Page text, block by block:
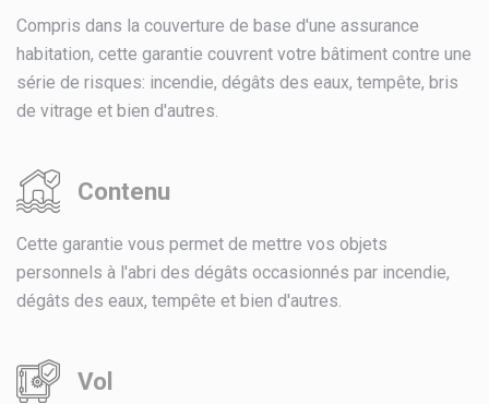
Compris dans la couverture de base d'une assurance
habitation, cette garantie couvrent votre bâtiment contre une
série de risques: incendie, dégâts des eaux, tempête, bris
de vitrage et bien d'autres.
Contenu
Cette garantie vous permet de mettre vos objets
personnels à l'abri des dégâts occasionnés par incendie,
dégâts des eaux, tempête et bien d'autres.
Vol